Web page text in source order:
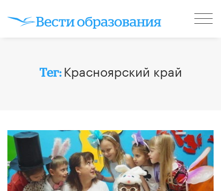
Тег: Красноярский край